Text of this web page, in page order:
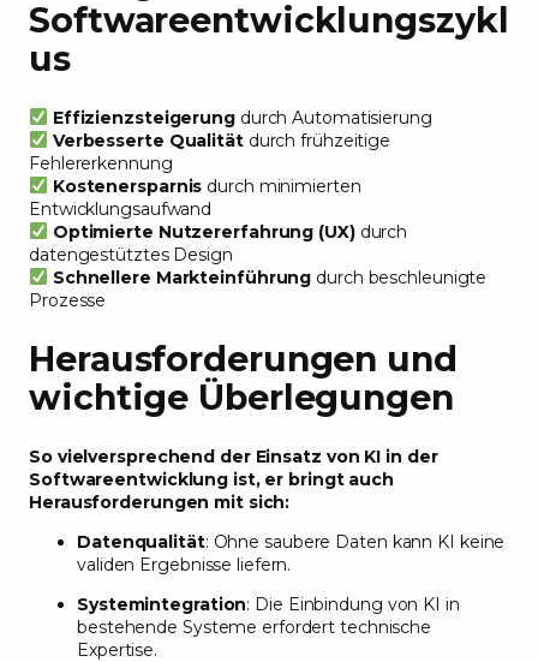
Softwareentwicklungszykl
us
Effizienzsteigerungdurch Automatisierung
Verbesserte Qualitätdurch frühzeitige
Fehlererkennung
Kostenersparnis durch minimierten
Entwicklungsaufwand
Optimierte Nutzererfahrung (UX)durch
datengestütztes Design
Schnellere Markteinführung durch beschleunigte
Prozesse
Herausforderungen und
wichtige Überlegungen
So vielversprechend der Einsatz von KI in der
Softwareentwicklung ist, er bringt auch
Herausforderungen mit sich:
Datenqualität: Ohne saubere Daten kann KI keine
validen Ergebnisse liefern.
Systemintegration: Die Einbindung von KI in
bestehende Systeme erfordert technische
Expertise.